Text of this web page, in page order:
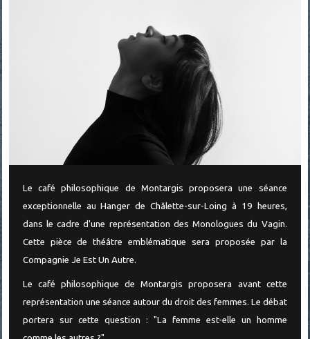
Le café philosophique de Montargis proposera une séance
exceptionnelle au Hanger de Châlette-sur-Loing à 19 heures,
dans le cadre d'une représentation des Monologues du Vagin.
Cette pièce de théâtre emblématique sera proposée par la
Compagnie Je Est Un Autre.
Le café philosophique de Montargis proposera avant cette
représentation une séance autour du droit des femmes. Le débat
portera sur cette question : "La femme est-elle un homme